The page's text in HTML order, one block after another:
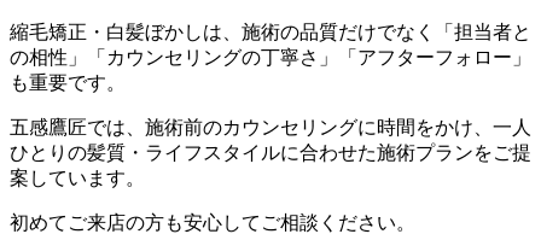
縮毛矯正・白髪ぼかしは、施術の品質だけでなく「担当者と
の相性」「カウンセリングの丁寧さ」「アフターフォロー」
も重要です。
五感鷹匠では、施術前のカウンセリングに時間をかけ、一人
ひとりの髪質・ライフスタイルに合わせた施術プランをご提
案しています。
初めてご来店の方も安心してご相談ください。